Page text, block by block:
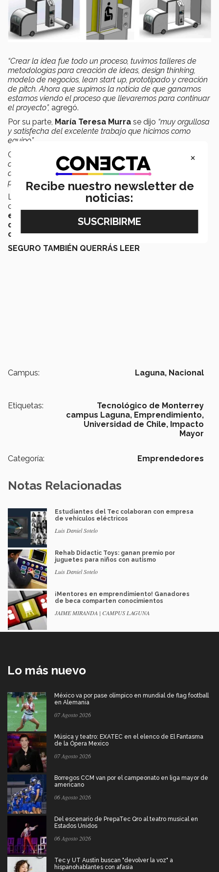
“Crear la idea fue todo un proceso, tuvimos talleres de
metodologías para creación de ideas, design thinking,
modelo de negocios, lean start up, prototipado y creación
de pitch. Ahora que supimos la noticia de que ganamos
estamos viendo el proceso que llevaremos para continuar
el proyecto”, agregó.
Por su parte, María Teresa Murra se dijo “muy orgullosa
y satisfecha del excelente trabajo que hicimos como
equipo”.
Coincidió con Max en que“vamos a poder seguir para
concretar este proyecto que beneficia a niños y jóvenes
de escasos recursos que tanto necesitan esta clase de
proyectos”.
La selección de los seis estudiantes fue conformada
con anticipación a través de un
emprendimiento social
de Emprendimiento Eugenio Garza-Lagüera
campus Laguna.
SEGURO TAMBIÉN QUERRÁS LEER
Campus: Laguna, Nacional
Etiquetas:
Tecnológico de Monterrey
campus Laguna, Emprendimiento,
Universidad de Chile, Impacto
Mayor
Categoría: Emprendedores
Notas Relacionadas
Estudiantes del Tec colaboran con empresa
de vehículos eléctricos
Luis Daniel Sotelo
Rehab Didactic Toys: ganan premio por
juguetes para niños con autismo
Luis Daniel Sotelo
¡Mentores en emprendimiento! Ganadores
de beca comparten conocimientos
JAIME MIRANDA | CAMPUS LAGUNA
Lo más nuevo
México va por pase olímpico en mundial de flag football
en Alemania
07 Agosto 2026
Música y teatro: EXATEC en el elenco de El Fantasma
de la Ópera Mexico
07 Agosto 2026
Borregos CCM van por el campeonato en liga mayor de
americano
06 Agosto 2026
Del escenario de PrepaTec Qro al teatro musical en
Estados Unidos
06 Agosto 2026
Tec y UT Austin buscan "devolver la voz" a
hispanohablantes con afasia
×
Recibe nuestro newsletter de
noticias: